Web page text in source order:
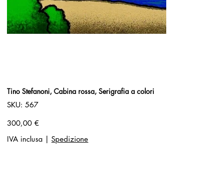
Tino Stefanoni, Cabina rossa, Serigrafia a colori
SKU:
SKU
567
567
Prezzo
300,00 €
IVA inclusa
Spedizione